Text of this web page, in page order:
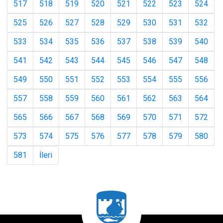
517 518 519 520 521 522 523
524
525
526 527 528 529 530 531
532
533
534 535 536 537 538 539
540
541
542 543 544 545 546 547
548
549
550 551 552 553 554 555
556
557
558 559 560 561 562 563
564
565
566 567 568 569 570 571
572
573
574 575 576 577 578 579
580
581
İleri